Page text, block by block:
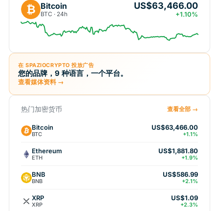
₿ Bitcoin
BTC · 24h
US$63,466.00
+1.10%
在 SPAZIOCRYPTO 投放广告
您的品牌，9 种语言，一个平台。
查看媒体资料 →
热门加密货币 查看全部 →
Bitcoin
BTC
US$63,466.00
+1.1%
Ethereum
ETH
US$1,881.80
+1.9%
BNB
BNB
US$586.99
+2.1%
XRP
XRP
US$1.09
+2.3%